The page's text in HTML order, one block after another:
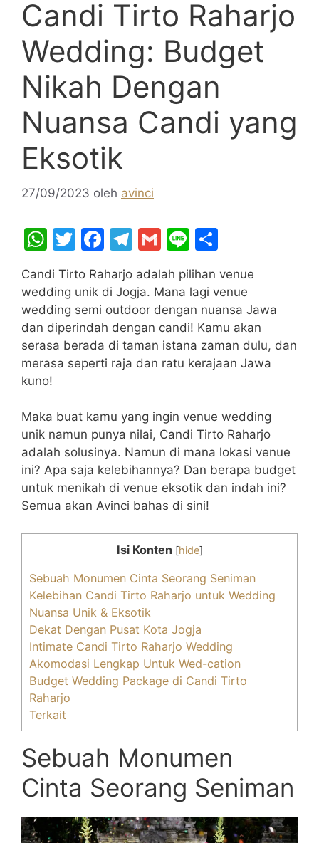
Candi Tirto Raharjo
Wedding: Budget
Nikah Dengan
Nuansa Candi yang
Eksotik
27/09/2023 oleh avinci
W
h
at
s
A
p
p
T
w
itt
er
F
a
c
e
b
o
o
T
el
e
gr
a
m
G
m
ai
l
Li
n
e ar
e
Candi Tirto Raharjo adalah pilihan venue
wedding unik di Jogja. Mana lagi venue
wedding semi outdoor dengan nuansa Jawa
dan diperindah dengan candi! Kamu akan
serasa berada di taman istana zaman dulu, dan
merasa seperti raja dan ratu kerajaan Jawa
kuno!
Maka buat kamu yang ingin venue wedding
unik namun punya nilai, Candi Tirto Raharjo
adalah solusinya. Namun di mana lokasi venue
ini? Apa saja kelebihannya? Dan berapa budget
untuk menikah di venue eksotik dan indah ini?
Semua akan Avinci bahas di sini!
Isi Konten [hide]
Sebuah Monumen Cinta Seorang Seniman
Kelebihan Candi Tirto Raharjo untuk Wedding
Nuansa Unik & Eksotik
Dekat Dengan Pusat Kota Jogja
Intimate Candi Tirto Raharjo Wedding
Akomodasi Lengkap Untuk Wed-cation
Budget Wedding Package di Candi Tirto
Raharjo
Terkait
Sebuah Monumen
Cinta Seorang Seniman